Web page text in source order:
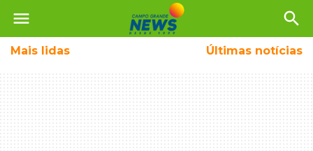
menu search
Mais lidas Últimas notícias